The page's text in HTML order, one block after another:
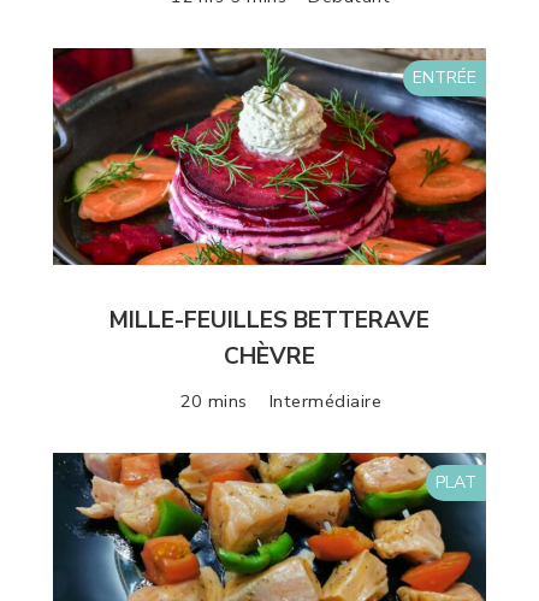
ENTRÉE
MILLE-FEUILLES BETTERAVE
CHÈVRE
20 mins Intermédiaire
PLAT